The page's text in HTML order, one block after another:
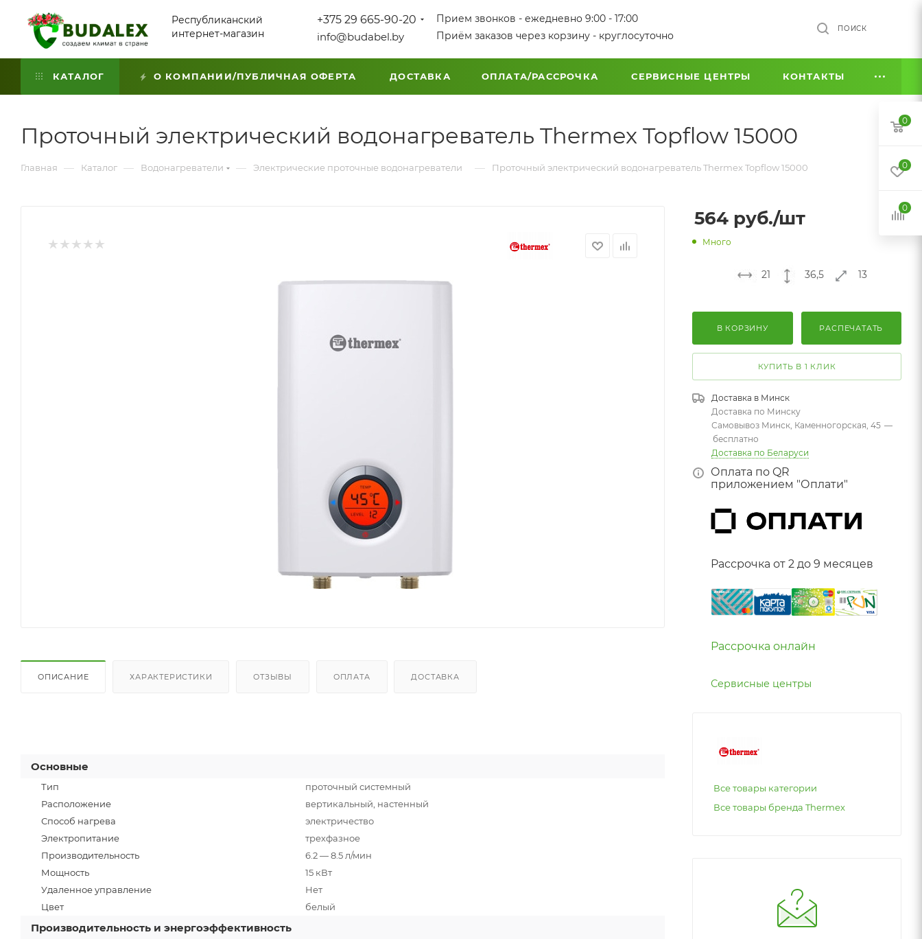
Республиканский
интернет-магазин
+375 29 665-90-20
info@budabel.by
Прием звонков - ежедневно 9:00 - 17:00
Приём заказов через корзину - круглосуточно
ПОИСК
КАТАЛОГ О КОМПАНИИ/ПУБЛИЧНАЯ ОФЕРТА ДОСТАВКА ОПЛАТА/РАССРОЧКА СЕРВИСНЫЕ ЦЕНТРЫ КОНТАКТЫ
Проточный электрический водонагреватель Thermex Topflow 15000
Главная — Каталог — Водонагреватели — Электрические проточные водонагреватели — Проточный электрический водонагреватель Thermex Topflow 15000
ОПИСАНИЕ ХАРАКТЕРИСТИКИ ОТЗЫВЫ ОПЛАТА ДОСТАВКА
Основные
Тип
проточный системный
Расположение
вертикальный, настенный
Способ нагрева
электричество
Электропитание
трехфазное
Производительность
6.2 — 8.5 л/мин
Мощность
15 кВт
Удаленное управление
Нет
Цвет
белый
Производительность и энергоэффективность
564 руб./шт
Много
21 36,5 13
В КОРЗИНУ РАСПЕЧАТАТЬ
КУПИТЬ В 1 КЛИК
Доставка в Минск
Доставка по Минску
Самовывоз Минск, Каменногорская, 45 —
бесплатно
Доставка по Беларуси
Оплата по QR
приложением "Оплати"
Рассрочка от 2 до 9 месяцев
Рассрочка онлайн
Сервисные центры
Все товары категории
Все товары бренда Thermex
0
0
0